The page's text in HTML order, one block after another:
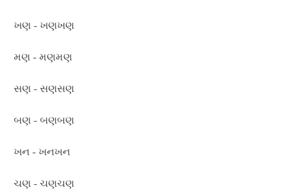
ખણ - ખણખણ
મણ - મણમણ
સણ - સણસણ
બણ - બણબણ
ખન - ખનખન
ચણ - ચણચણ